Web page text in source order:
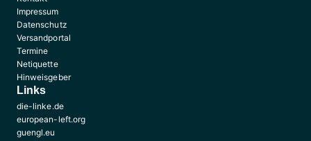
Impressum
Datenschutz
Versandportal
Termine
Netiquette
Hinweisgeber
Links
die-linke.de
european-left.org
guengl.eu